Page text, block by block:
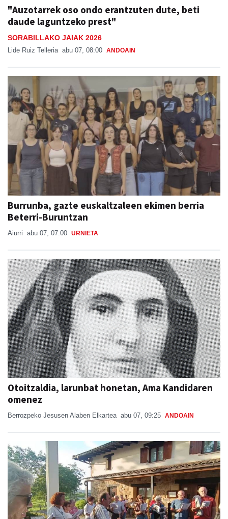
"Auzotarrek oso ondo erantzuten dute, beti
daude laguntzeko prest"
SORABILLAKO JAIAK 2026
Lide Ruiz Telleria abu 07, 08:00 ANDOAIN
Burrunba, gazte euskaltzaleen ekimen berria
Beterri-Buruntzan
Aiurri abu 07, 07:00 URNIETA
Otoitzaldia, larunbat honetan, Ama Kandidaren
omenez
Berrozpeko Jesusen Alaben Elkartea abu 07, 09:25 ANDOAIN